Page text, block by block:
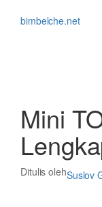
bimbelche.net
Mini
Ditulis olehSuslov